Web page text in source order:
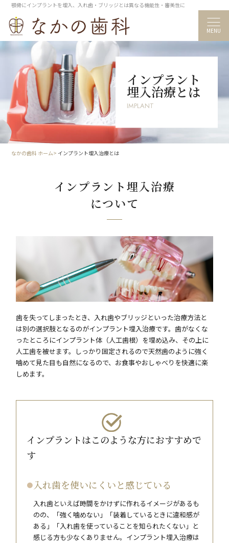
顎骨にインプラントを埋入、入れ歯・ブリッジとは異なる機能性・審美性に
MENU
インプラント
埋入治療とは
IMPLANT
なかの歯科 ホーム インプラント埋入治療とは
インプラント埋入治療
について
歯を失ってしまったとき、入れ歯やブリッジといった治療方法と
は別の選択肢となるのがインプラント埋入治療です。歯がなくな
ったところにインプラント体（人工歯根）を埋め込み、その上に
人工歯を被せます。しっかり固定されるので天然歯のように強く
噛めて見た目も自然になるので、お食事やおしゃべりを快適に楽
しめます。
インプラントはこのような方におすすめで
す
入れ歯を使いにくいと感じている
入れ歯といえば時間をかけずに作れるイメージがあるも
のの、「強く噛めない」「装着しているときに違和感が
ある」「入れ歯を使っていることを知られたくない」と
感じる方も少なくありません。インプラント埋入治療は